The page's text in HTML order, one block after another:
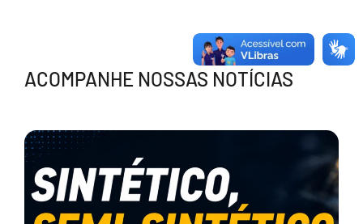
ACOMPANHE NOSSAS NOTÍCIAS